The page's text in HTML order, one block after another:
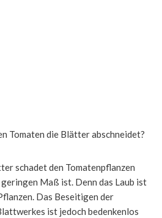
Tomaten die Blätter abschneidet?
schadet den Tomatenpflanzen
Maß ist. Denn das Laub ist
Das Beseitigen der
ist jedoch bedenkenlos